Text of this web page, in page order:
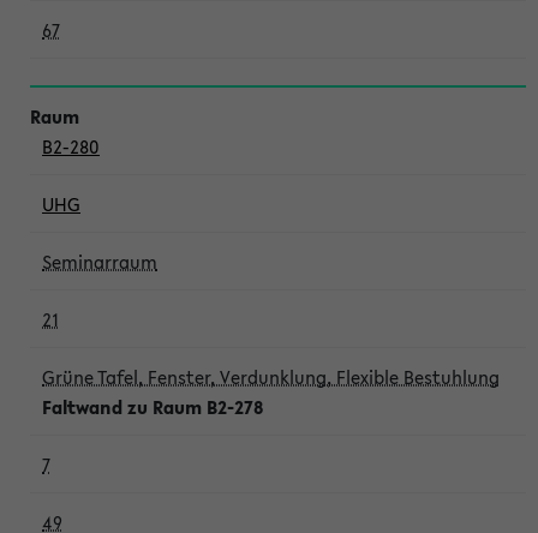
67
B2-280
UHG
Seminarraum
21
Grüne Tafel, Fenster, Verdunklung, Flexible Bestuhlung
Faltwand zu Raum B2-278
7
49